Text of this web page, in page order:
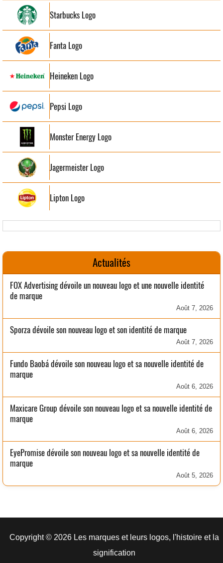
Starbucks Logo
Fanta Logo
Heineken Logo
Pepsi Logo
Monster Energy Logo
Jagermeister Logo
Lipton Logo
Actualités
FOX Advertising dévoile un nouveau logo et une nouvelle identité
de marque
Août 7, 2026
Sporza dévoile son nouveau logo et son identité de marque
Août 7, 2026
Fundo Baobá dévoile son nouveau logo et sa nouvelle identité de
marque
Août 6, 2026
Maxicare Group dévoile son nouveau logo et sa nouvelle identité de
marque
Août 6, 2026
EyePromise dévoile son nouveau logo et sa nouvelle identité de
marque
Août 5, 2026
Copyright © 2026 Les marques et leurs logos, l'histoire et la
signification